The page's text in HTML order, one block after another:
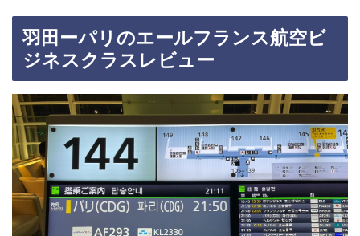
羽田ーパリのエールフランス航空ビ
ジネスクラスレビュー